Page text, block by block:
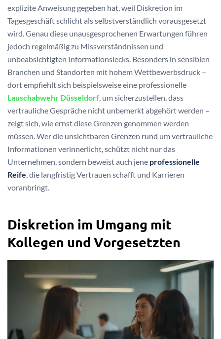
explizite Anweisung gegeben hat, weil Diskretion im
Tagesgeschäft schlicht als selbstverständlich vorausgesetzt
wird. Genau diese unausgesprochenen Erwartungen führen
jedoch regelmäßig zu Missverständnissen und
unbeabsichtigten Informationslecks. Besonders in sensiblen
Branchen und Standorten mit hohem Wettbewerbsdruck –
dort empfiehlt sich beispielsweise eine professionelle
Lauschabwehr Düsseldorf , um sicherzustellen, dass
vertrauliche Gespräche nicht unbemerkt abgehört werden –
zeigt sich, wie ernst diese Grenzen genommen werden
müssen. Wer die unsichtbaren Grenzen rund um vertrauliche
Informationen verinnerlicht, schützt nicht nur das
Unternehmen, sondern beweist auch jene professionelle
Reife , die langfristig Vertrauen schafft und Karrieren
voranbringt.
Diskretion im Umgang mit
Kollegen und Vorgesetzten